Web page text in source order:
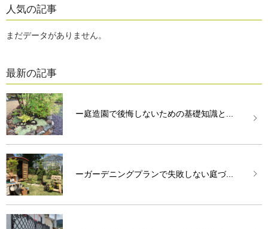
人気の記事
まだデータがありません。
最新の記事
ー庭造園で後悔しないための基礎知識と...
ーガーデニングプランで失敗しない庭づ...